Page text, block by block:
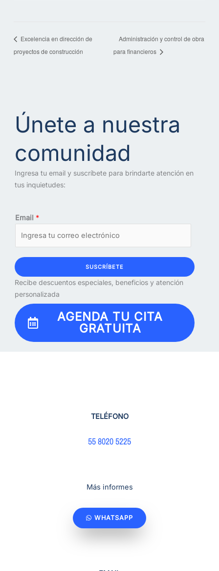
Excelencia en dirección de
proyectos de construcción
Administración y control de obra
para financieros
Únete a nuestra
comunidad
Ingresa tu email y suscríbete para brindarte atención en
tus inquietudes:
Email *
SUSCRÍBETE
Recibe descuentos especiales, beneficios y atención
personalizada
AGENDA TU CITA
GRATUITA
TELÉFONO
55 8020 5225
Más informes
WHATSAPP